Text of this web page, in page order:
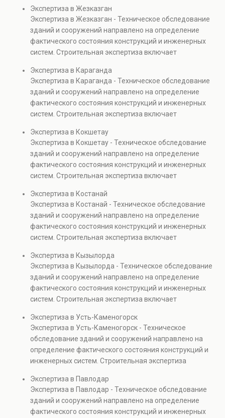
элементов и оценку эксплуатационной безопасности.
Услуга востребована при покупке недвижимости,
капитальном ремонте и реконструкции объектов, а
также при судебных разбирательствах и технических
проверках.
Экспертиза в Жезказган
Экспертиза в Жезказган - Техническое обследование
зданий и сооружений направлено на определение
фактического состояния конструкций и инженерных
систем. Строительная экспертиза включает
элементов и оценку эксплуатационной безопасности.
Услуга востребована при покупке недвижимости,
капитальном ремонте и реконструкции объектов, а
также при судебных разбирательствах и технических
проверках.
Экспертиза в Караганда
Экспертиза в Караганда - Техническое обследование
зданий и сооружений направлено на определение
фактического состояния конструкций и инженерных
систем. Строительная экспертиза включает
элементов и оценку эксплуатационной безопасности.
Услуга востребована при покупке недвижимости,
капитальном ремонте и реконструкции объектов, а
также при судебных разбирательствах и технических
проверках.
Экспертиза в Кокшетау
Экспертиза в Кокшетау - Техническое обследование
зданий и сооружений направлено на определение
фактического состояния конструкций и инженерных
систем. Строительная экспертиза включает
элементов и оценку эксплуатационной безопасности.
Услуга востребована при покупке недвижимости,
капитальном ремонте и реконструкции объектов, а
также при судебных разбирательствах и технических
проверках.
Экспертиза в Костанай
Экспертиза в Костанай - Техническое обследование
зданий и сооружений направлено на определение
фактического состояния конструкций и инженерных
систем. Строительная экспертиза включает
элементов и оценку эксплуатационной безопасности.
Услуга востребована при покупке недвижимости,
капитальном ремонте и реконструкции объектов, а
также при судебных разбирательствах и технических
проверках.
Экспертиза в Кызылорда
Экспертиза в Кызылорда - Техническое обследование
зданий и сооружений направлено на определение
фактического состояния конструкций и инженерных
систем. Строительная экспертиза включает
элементов и оценку эксплуатационной безопасности.
Услуга востребована при покупке недвижимости,
капитальном ремонте и реконструкции объектов, а
также при судебных разбирательствах и технических
проверках.
Экспертиза в Усть-Каменогорск
Экспертиза в Усть-Каменогорск - Техническое
обследование зданий и сооружений направлено на
определение фактического состояния конструкций и
инженерных систем. Строительная экспертиза
прочности элементов и оценку эксплуатационной
безопасности. Услуга востребована при покупке
недвижимости, капитальном ремонте и реконструкции
объектов, а также при судебных разбирательствах и
Экспертиза в Павлодар
Экспертиза в Павлодар - Техническое обследование
зданий и сооружений направлено на определение
фактического состояния конструкций и инженерных